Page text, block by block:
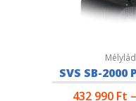
SVS SB-2000
432 990 Ft –